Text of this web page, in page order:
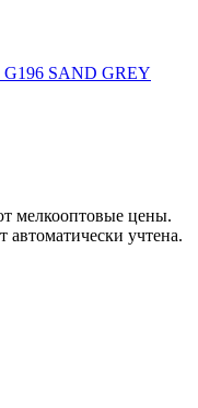
SAND GREY
мелкооптовые цены.
автоматически учтена.